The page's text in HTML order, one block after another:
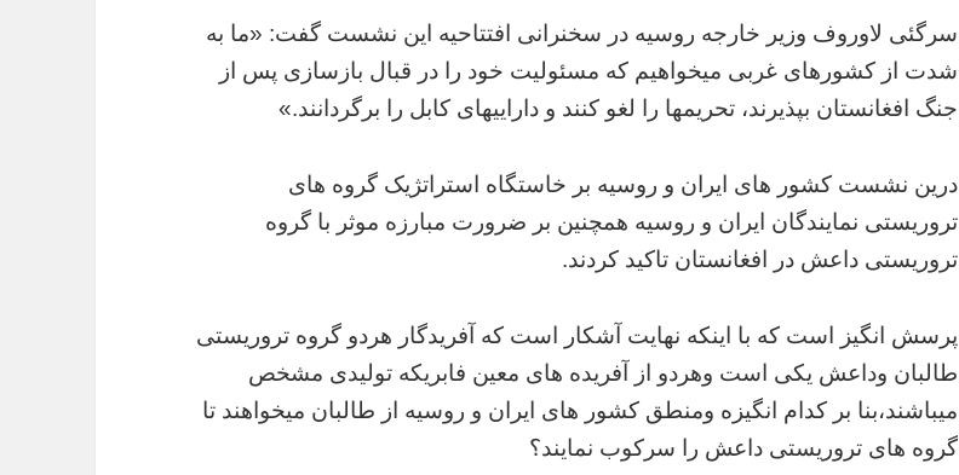
سرگئی لاوروف وزیر خارجه روسیه در سخنرانی افتتاحیه این نشست گفت: «ما به
شدت از کشورهای غربی میخواهیم که مسئولیت خود را در قبال بازسازی پس از
جنگ افغانستان بپذیرند، تحریمها را لغو کنند و داراییهای کابل را برگردانند.»
درین نشست کشور های ایران و روسیه بر خاستگاه استراتژیک گروه های
تروریستی نمایندگان ایران و روسیه همچنین بر ضرورت مبارزه موثر با گروه
تروریستی داعش در افغانستان تاکید کردند.
پرسش انگیز است که با اینکه نهایت آشکار است که آفریدگار هردو گروه تروریستی
طالبان وداعش یکی است وهردو از آفریده های معین فابریکه تولیدی مشخص
میباشند،بنا بر کدام انگیزه ومنطق کشور های ایران و روسیه از طالبان میخواهند تا
گروه های تروریستی داعش را سرکوب نمایند؟